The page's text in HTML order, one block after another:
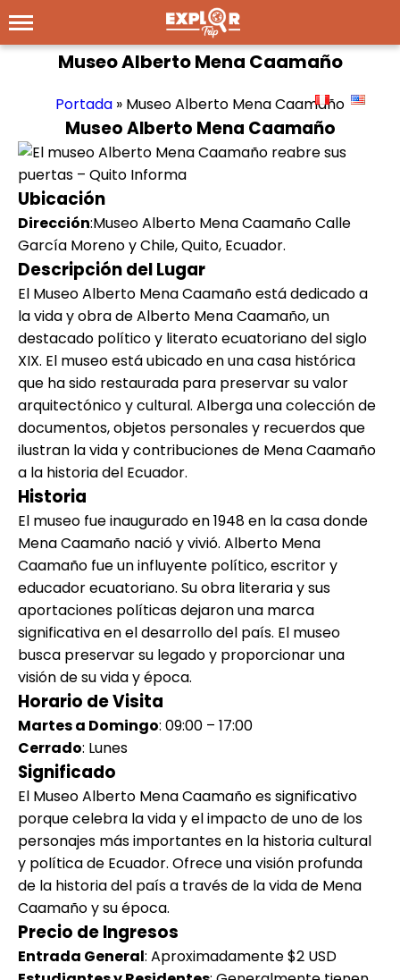
Museo Alberto Mena Caamaño
Portada » Museo Alberto Mena Caamaño
Museo Alberto Mena Caamaño
Ubicación
Dirección:Museo Alberto Mena Caamaño Calle
García Moreno y Chile, Quito, Ecuador.
Descripción del Lugar
El Museo Alberto Mena Caamaño está dedicado a
la vida y obra de Alberto Mena Caamaño, un
destacado político y literato ecuatoriano del siglo
XIX. El museo está ubicado en una casa histórica
que ha sido restaurada para preservar su valor
arquitectónico y cultural. Alberga una colección de
documentos, objetos personales y recuerdos que
ilustran la vida y contribuciones de Mena Caamaño
a la historia del Ecuador.
Historia
El museo fue inaugurado en 1948 en la casa donde
Mena Caamaño nació y vivió. Alberto Mena
Caamaño fue un influyente político, escritor y
educador ecuatoriano. Su obra literaria y sus
aportaciones políticas dejaron una marca
significativa en el desarrollo del país. El museo
busca preservar su legado y proporcionar una
visión de su vida y época.
Horario de Visita
Martes a Domingo: 09:00 – 17:00
Cerrado: Lunes
Significado
El Museo Alberto Mena Caamaño es significativo
porque celebra la vida y el impacto de uno de los
personajes más importantes en la historia cultural
y política de Ecuador. Ofrece una visión profunda
de la historia del país a través de la vida de Mena
Caamaño y su época.
Precio de Ingresos
Entrada General: Aproximadamente $2 USD